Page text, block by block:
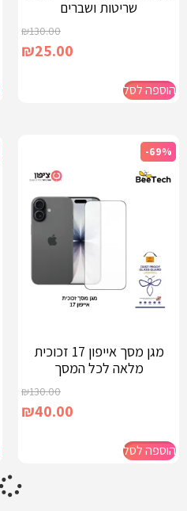
שריטות ושברים
₪130.00
₪25.00
הוספה לסל
-69%
מגן מסך אייפון 17 זכוכית
מלאה לכל המסך
₪130.00
₪40.00
הוספה לסל